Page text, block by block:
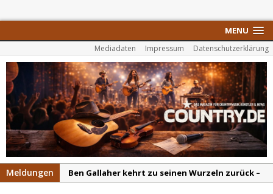
MENU
Mediadaten Impressum Datenschutzerklärung
Meldungen
Ben Gallaher kehrt zu seinen Wurzeln zurück –